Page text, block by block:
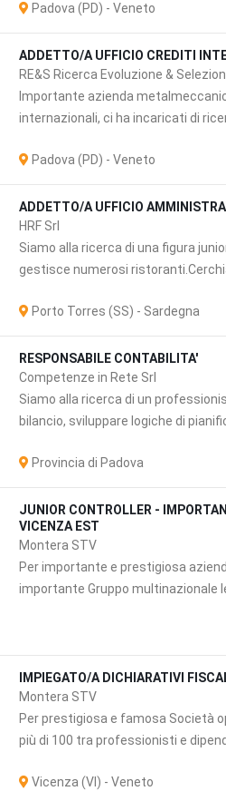
Padova (PD) - Veneto
ADDETTO/A UFFICIO CREDITI
RE&S Ricerca Evoluzione &
Importante azienda
internazionali, ci ha incaricati di
Padova (PD) - Veneto
ADDETTO/A UFFICIO
HRF Srl
Siamo alla ricerca di una figura
gestisce numerosi
Porto Torres (SS) - Sardegna
RESPONSABILE CONTABILITA'
Competenze in Rete Srl
Siamo alla ricerca di un
bilancio, sviluppare logiche di
Provincia di Padova
JUNIOR CONTROLLER -
VICENZA EST
Montera STV
Per importante e prestigiosa
importante Gruppo multinazionale
IMPIEGATO/A DICHIARATIVI
Montera STV
Per prestigiosa e famosa Società
più di 100 tra professionisti e
Vicenza (VI) - Veneto